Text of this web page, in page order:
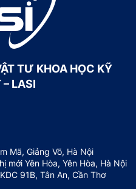
TƯ KHOA HỌC KỸ
– LASI
Mã, Giảng Võ, Hà Nội
mới Yên Hòa, Yên Hòa, Hà Nội
91B, Tân An, Cần Thơ